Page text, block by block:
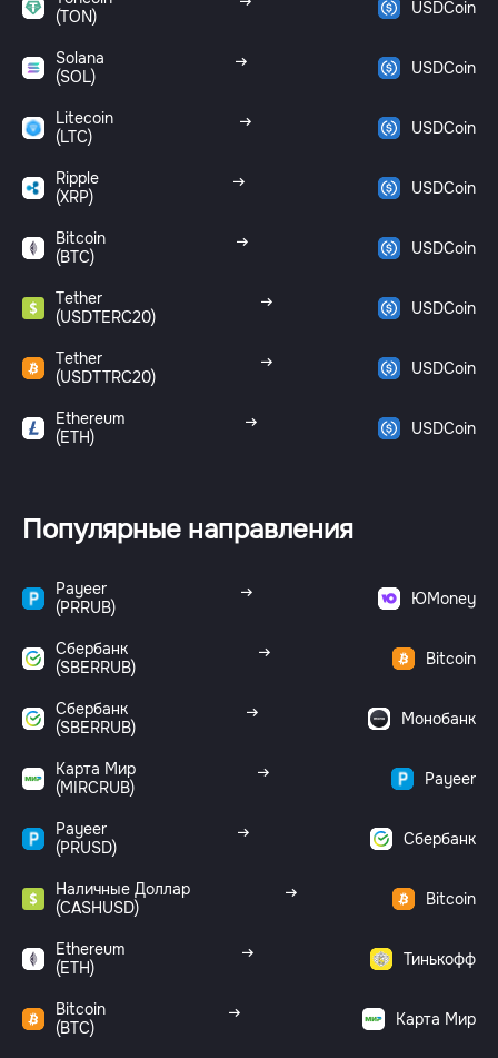
(TON)
USDCoin
Solana
(SOL)
USDCoin
Litecoin
(LTC)
USDCoin
Ripple
(XRP)
USDCoin
Bitcoin
(BTC)
USDCoin
Tether
(USDTERC20)
USDCoin
Tether
(USDTTRC20)
USDCoin
Ethereum
(ETH)
USDCoin
Популярные направления
Payeer
(PRRUB)
ЮMoney
Сбербанк
(SBERRUB)
Bitcoin
Сбербанк
(SBERRUB)
Монобанк
Карта Мир
(MIRCRUB)
Payeer
Payeer
(PRUSD)
Сбербанк
Наличные Доллар
(CASHUSD)
Bitcoin
Ethereum
(ETH)
Тинькофф
Bitcoin
(BTC)
Карта Мир